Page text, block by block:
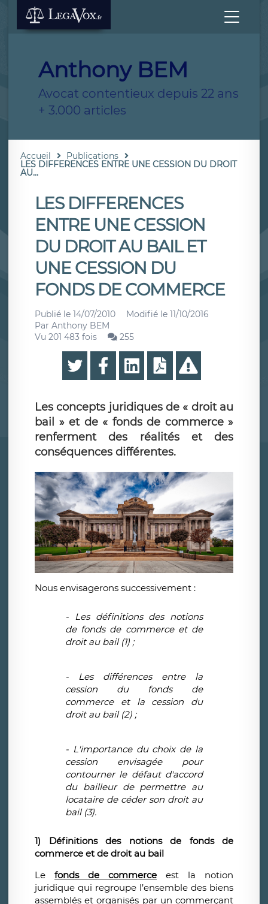
Anthony BEM
Avocat contentieux depuis 22 ans
+ 3.000 articles
Accueil Publications
LES DIFFERENCES ENTRE UNE CESSION DU DROIT
AU...
LES DIFFERENCES
ENTRE UNE CESSION
DU DROIT AU BAIL ET
UNE CESSION DU
FONDS DE COMMERCE
Publié le 14/07/2010 Modifié le 11/10/2016
Par Anthony BEM
Vu 201 483 fois
255
Les concepts juridiques de « droit au
bail » et de « fonds de commerce »
renferment des réalités et des
conséquences différentes.
Nous envisagerons successivement :
- Les définitions des notions
de fonds de commerce et de
droit au bail (1) ;
​- Les différences entre la
cession du fonds de
commerce et la cession du
droit au bail (2) ;
- L'importance du choix de la
cession envisagée pour
contourner le défaut d'accord
du bailleur de permettre au
locataire de céder son droit au
bail (3).
1) Définitions des notions de fonds de
commerce et de droit au bail
Le fonds de commerce est la notion
juridique qui regroupe l’ensemble des biens
assemblés et organisés par un commerçant